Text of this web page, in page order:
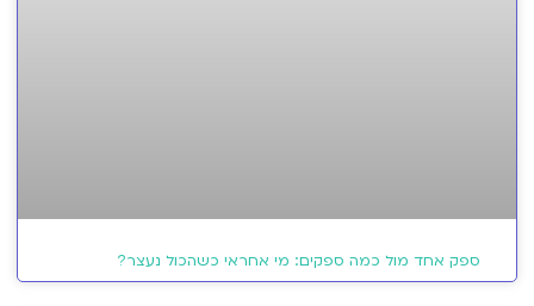
ספק אחד מול כמה ספקים: מי אחראי כשהכול נעצר?